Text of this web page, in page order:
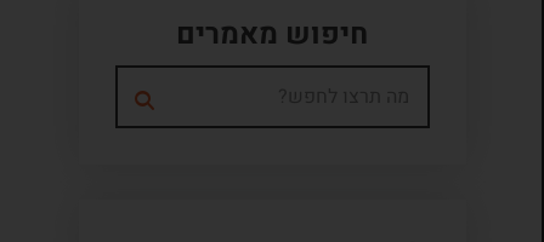
חיפוש מאמרים